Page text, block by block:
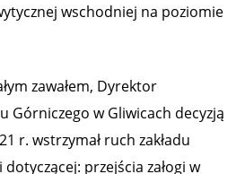
wschodniej na poziomie
zawałem, Dyrektor
Górniczego w Gliwicach decyzją
r. wstrzymał ruch zakładu
przejścia załogi w